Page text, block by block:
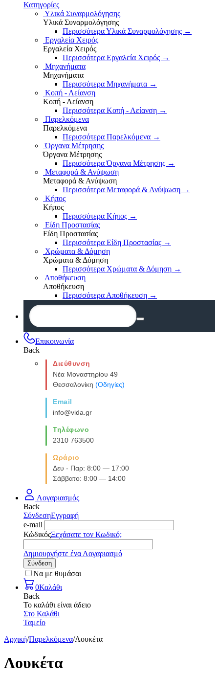
Κατηγορίες
Υλικά Συναρμολόγησης
Υλικά Συναρμολόγησης
Περισσότερα Υλικά Συναρμολόγησης →
Εργαλεία Χειρός
Εργαλεία Χειρός
Περισσότερα Εργαλεία Χειρός →
Μηχανήματα
Μηχανήματα
Περισσότερα Μηχανήματα →
Κοπή - Λείανση
Κοπή - Λείανση
Περισσότερα Κοπή - Λείανση →
Παρελκόμενα
Παρελκόμενα
Περισσότερα Παρελκόμενα →
Όργανα Μέτρησης
Όργανα Μέτρησης
Περισσότερα Όργανα Μέτρησης →
Μεταφορά & Ανύψωση
Μεταφορά & Ανύψωση
Περισσότερα Μεταφορά & Ανύψωση →
Κήπος
Κήπος
Περισσότερα Κήπος →
Είδη Προστασίας
Είδη Προστασίας
Περισσότερα Είδη Προστασίας →
Χρώματα & Δόμηση
Χρώματα & Δόμηση
Περισσότερα Χρώματα & Δόμηση →
Αποθήκευση
Αποθήκευση
Περισσότερα Αποθήκευση →
Επικοινωνία
Back
Διεύθυνση
Νέα Μοναστηρίου 49
Θεσσαλονίκη (Οδηγίες)
Email
info@vida.gr
Τηλέφωνο
2310 763500
Ωράριο
Δευ - Παρ: 8:00 — 17:00
Σάββατο: 8:00 — 14:00
Λογαριασμός
Back
ΣύνδεσηΕγγραφή
e-mail
ΚώδικόςΞεχάσατε τον Κωδικό;
Δημιουργήστε ένα Λογαριασμό
Σύνδεση
Να με θυμάσαι
0Καλάθι
Back
Το καλάθι είναι άδειο
Στο Καλάθι
Ταμείο
Αρχική/Παρελκόμενα/Λουκέτα
Λουκέτα